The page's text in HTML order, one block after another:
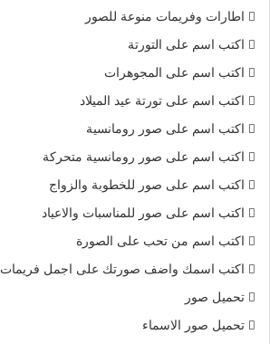
اطارات وفريمات منوعة للصور
اكتب اسم على التورتة
اكتب اسم على المجوهرات
اكتب اسم على تورتة عيد الميلاد
اكتب اسم على صور رومانسية
اكتب اسم على صور رومانسية متحركة
اكتب اسم على صور للخطوبة والزواج
اكتب اسم على صور للمناسبات والاعياد
اكتب اسم من تحب على الصورة
اكتب اسمك واضف صورتك على اجمل فريمات
تحميل صور
تحميل صور الاسماء